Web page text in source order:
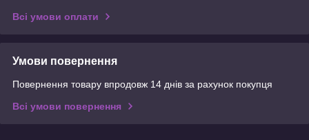
Всі умови оплати
Умови повернення
Повернення товару впродовж 14 днів за рахунок покупця
Всі умови повернення